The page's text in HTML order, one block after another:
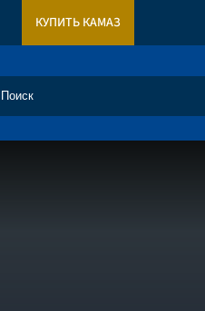
КУПИТЬ КАМАЗ